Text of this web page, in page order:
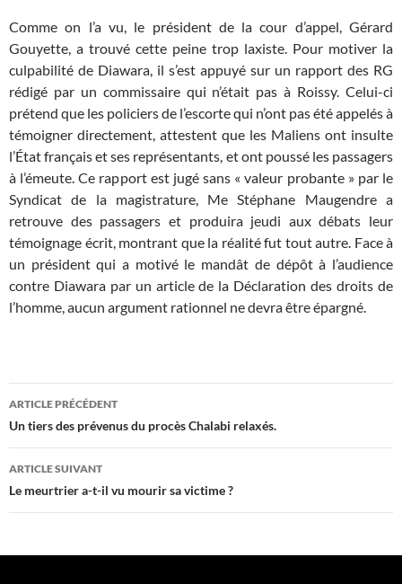
Comme on l’a vu, le président de la cour d’appel, Gérard
Gouyette, a trouvé cette peine trop laxiste. Pour motiver la
culpabilité de Diawara, il s’est appuyé sur un rapport des RG
rédigé par un commissaire qui n’était pas à Roissy. Celui-ci
prétend que les policiers de l’escorte qui n’ont pas été appelés à
témoigner directement, attestent que les Maliens ont insulte
l’État français et ses représentants, et ont poussé les passagers
à l’émeute. Ce rapport est jugé sans « valeur probante » par le
Syndicat de la magistrature, Me Stéphane Maugendre a
retrouve des passagers et produira jeudi aux débats leur
témoignage écrit, montrant que la réalité fut tout autre. Face à
un président qui a motivé le mandât de dépôt à l’audience
contre Diawara par un article de la Déclaration des droits de
l’homme, aucun argument rationnel ne devra être épargné.
Navigation
des
articles
ARTICLE PRÉCÉDENT
Un tiers des prévenus du procès Chalabi relaxés.
ARTICLE SUIVANT
Le meurtrier a-t-il vu mourir sa victime ?